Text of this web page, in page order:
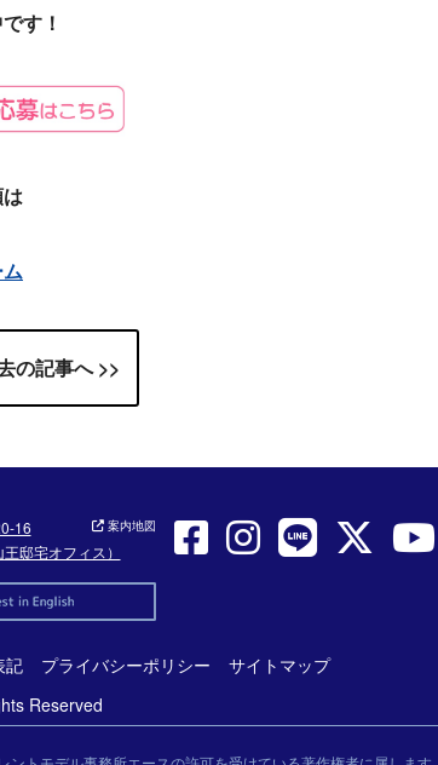
す！
の記事へ >>
16
邸宅オフィス）
案内地図
記 プライバシーポリシー
サイトマップ
Reserved